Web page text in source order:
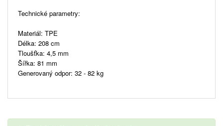
Technické parametry:
Materiál: TPE
Délka: 208 cm
Tloušťka: 4,5 mm
Šířka: 81 mm
Generovaný odpor: 32 - 82 kg